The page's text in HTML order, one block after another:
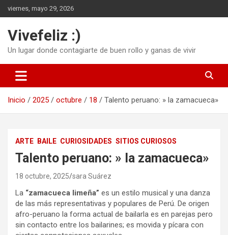
Saltar
al
viernes, mayo 29, 2026
Vivefeliz :)
Un lugar donde contagiarte de buen rollo y ganas de vivir
Inicio 2025 octubre 18 Talento peruano: » la zamacueca»
ARTE BAILE CURIOSIDADES SITIOS CURIOSOS
Talento peruano: » la zamacueca»
18 octubre, 2025 sara Suárez
La “zamacueca limeña” es un estilo musical y una danza
de las más representativas y populares de Perú. De origen
afro-peruano la forma actual de bailarla es en parejas pero
sin contacto entre los bailarines; es movida y pícara con